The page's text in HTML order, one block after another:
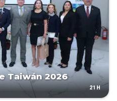
Taiwán 2026
21H